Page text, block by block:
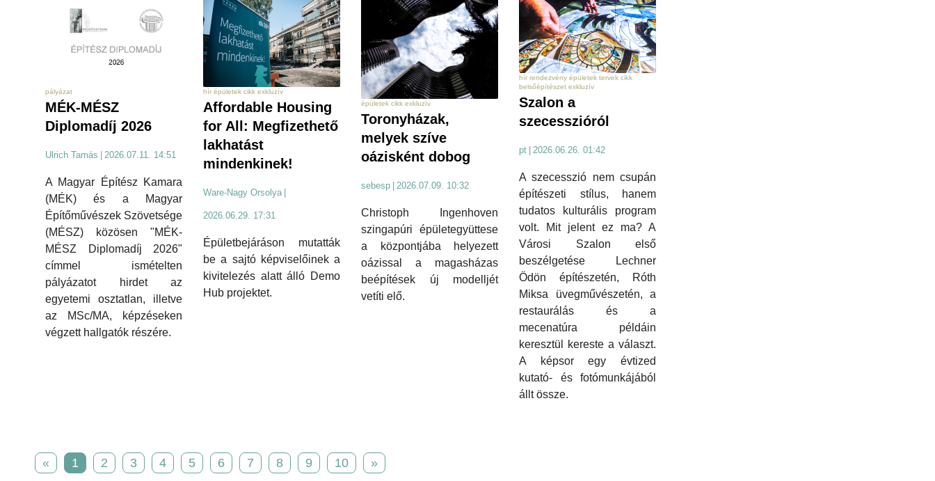
pályázat
MÉK-MÉSZ
Diplomadíj 2026
Ulrich Tamás 2026.07.11. 14:51
A Magyar Építész Kamara
(MÉK) és a Magyar
Építőművészek Szövetsége
(MÉSZ) közösen "MÉK-
MÉSZ Diplomadíj 2026"
címmel ismételten
pályázatot hirdet az
egyetemi osztatlan, illetve
az MSc/MA, képzéseken
végzett hallgatók részére.
hír épületek cikk exkluzív
Affordable Housing
for All: Megfizethető
lakhatást
mindenkinek!
Ware-Nagy Orsolya
2026.06.29. 17:31
Épületbejáráson mutatták
be a sajtó képviselőinek a
kivitelezés alatt álló Demo
Hub projektet.
épületek cikk exkluzív
Toronyházak,
melyek szíve
oázisként dobog
sebesp | 2026.07.09. 10:32
Christoph Ingenhoven
szingapúri épületegyüttese
a központjába helyezett
oázissal a magasházas
beépítések új modelljét
vetíti elő.
hír rendezvény épületek tervek cikk
belsőépítészet exkluzív
Szalon a
szecesszióról
pt | 2026.06.26. 01:42
A szecesszió nem csupán
építészeti stílus, hanem
tudatos kulturális program
volt. Mit jelent ez ma? A
Városi Szalon első
beszélgetése Lechner
Ödön építészetén, Róth
Miksa üvegművészetén, a
restaurálás és a
mecenatúra példáin
keresztül kereste a választ.
A képsor egy évtized
kutató- és fotómunkájából
állt össze.
« 1 2 3 4 5 6 7 8 9 10 »